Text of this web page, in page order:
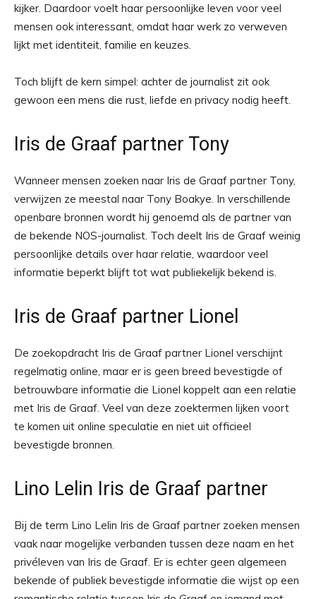
kijker. Daardoor voelt haar persoonlijke leven voor veel
mensen ook interessant, omdat haar werk zo verweven
lijkt met identiteit, familie en keuzes.
Toch blijft de kern simpel: achter de journalist zit ook
gewoon een mens die rust, liefde en privacy nodig heeft.
Iris de Graaf partner Tony
Wanneer mensen zoeken naar Iris de Graaf partner Tony,
verwijzen ze meestal naar Tony Boakye. In verschillende
openbare bronnen wordt hij genoemd als de partner van
de bekende NOS-journalist. Toch deelt Iris de Graaf weinig
persoonlijke details over haar relatie, waardoor veel
informatie beperkt blijft tot wat publiekelijk bekend is.
Iris de Graaf partner Lionel
De zoekopdracht Iris de Graaf partner Lionel verschijnt
regelmatig online, maar er is geen breed bevestigde of
betrouwbare informatie die Lionel koppelt aan een relatie
met Iris de Graaf. Veel van deze zoektermen lijken voort
te komen uit online speculatie en niet uit officieel
bevestigde bronnen.
Lino Lelin Iris de Graaf partner
Bij de term Lino Lelin Iris de Graaf partner zoeken mensen
vaak naar mogelijke verbanden tussen deze naam en het
privéleven van Iris de Graaf. Er is echter geen algemeen
bekende of publiek bevestigde informatie die wijst op een